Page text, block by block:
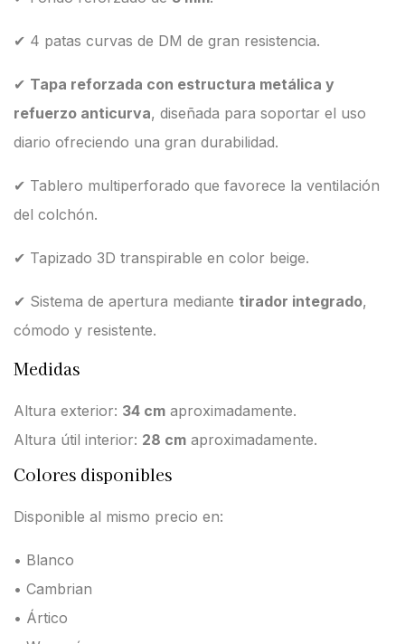
✔ 4 patas curvas de DM de gran resistencia.
✔ Tapa reforzada con estructura metálica y
refuerzo anticurva, diseñada para soportar el uso
diario ofreciendo una gran durabilidad.
✔ Tablero multiperforado que favorece la ventilación
del colchón.
✔ Tapizado 3D transpirable en color beige.
✔ Sistema de apertura mediante tirador integrado,
cómodo y resistente.
Medidas
Altura exterior: 34 cm aproximadamente.
Altura útil interior: 28 cm aproximadamente.
Colores disponibles
Disponible al mismo precio en:
• Blanco
• Cambrian
• Ártico